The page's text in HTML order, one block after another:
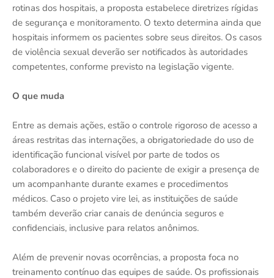
rotinas dos hospitais, a proposta estabelece diretrizes rígidas
de segurança e monitoramento. O texto determina ainda que
hospitais informem os pacientes sobre seus direitos. Os casos
de violência sexual deverão ser notificados às autoridades
competentes, conforme previsto na legislação vigente.
O que muda
Entre as demais ações, estão o controle rigoroso de acesso a
áreas restritas das internações, a obrigatoriedade do uso de
identificação funcional visível por parte de todos os
colaboradores e o direito do paciente de exigir a presença de
um acompanhante durante exames e procedimentos
médicos. Caso o projeto vire lei, as instituições de saúde
também deverão criar canais de denúncia seguros e
confidenciais, inclusive para relatos anônimos.
Além de prevenir novas ocorrências, a proposta foca no
treinamento contínuo das equipes de saúde. Os profissionais